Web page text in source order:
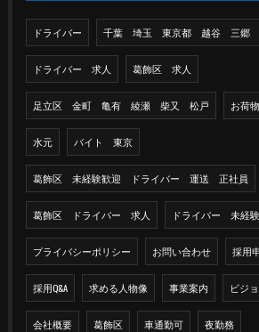
ドライバー 千葉 埼玉 東京都 越谷 三郷
ドライバー 求人 葛飾区 求人
足立区 金町 亀有 綾瀬 柴又 松戸 お荷
水元 バイト 東京
葛飾区 未経験歓迎 ドライバー 運送 正社員
葛飾区 ドライバー 求人 ドライバー 未経
プライバシーポリシー お問い合わせ 採用
採用Q&A 求める人物像 事業案内 ビジ
会社概要 葛飾区 車通勤可 夜勤務